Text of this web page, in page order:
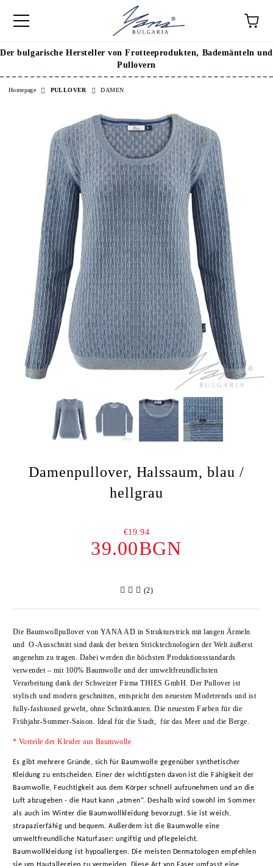
Der bulgarische Hersteller von Frotteeprodukten, Bademänteln und
Pullovern
Homepage PULLOVER DAMEN
Damenpullover, Halssaum, blau /
hellgrau
€19.94
39.00BGN
(2)
Die Baumwollpullover vonYANA AD in Strukturstrick mit langen Ärmeln
und O-Ausschnitt sind dank der besten Stricktechnologien der Welt äußerst
angenehm zu tragen. Dabei werden die höchsten Produktionsstandards
verwendet – mit 100% Baumwolle und der umweltfreundlichsten
Verarbeitung dank der Schweizer FirmaTHIES GmbH. Der Pullover ist
stylisch und modern geschnitten, entspricht den neuesten Modetrends und ist
fully-fashioned gewebt, ohne Schnittkanten. Die neuesten Farben für die
Frühjahr-Sommer-Saison. Ideal für die Stadt, für das Meer und die Berge.
* Vorteile der Kleider aus Baumwolle
Es gibt mehrere Gründe, sich für Baumwolle gegenüber synthetischer
Kleidung zu entscheiden. Einer der wichtigsten davon ist die Fähigkeit der
Baumwolle, Feuchtigkeit aus dem Körper schnell aufzunehmen und an die
Luft abzugeben - die Haut kann „atmen“. Deshalb wird sowohl im Sommer
als auch im Winter die Baumwollkleidung bevorzugt. Sie ist weich,
strapazierfähig und bequem. Außerdem ist die Baumwolle eine
umweltfreundliche Naturfaser: ungiftig und pflegeleicht.
Baumwollkleidung ist hypoallergen. Die meisten Dermatologen empfehlen